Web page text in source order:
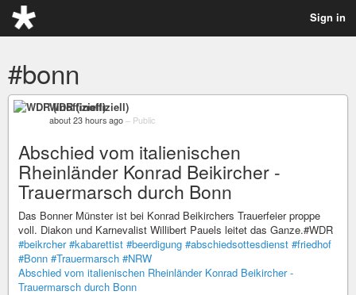
Sign in
#bonn
WDR (inoffiziell)
about 23 hours ago – Public
Abschied vom italienischen
Rheinländer Konrad Beikircher -
Trauermarsch durch Bonn
Das Bonner Münster ist bei Konrad Beikirchers Trauerfeier proppe
voll. Diakon und Karnevalist Willibert Pauels leitet das Ganze.#WDR
#beikrcher #kabarettist #beerdigung #abschiedsottesdienst #friedhof
#Bonn #Trauermarsch #NRW
Abschied vom italienischen Rheinländer Konrad Beikircher -
Trauermarsch durch Bonn